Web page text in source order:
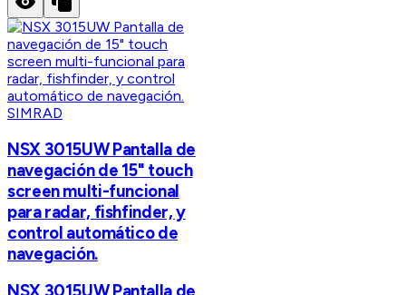
SIMRAD
NSX 3015UW Pantalla de
navegación de 15" touch
screen multi-funcional
para radar, fishfinder, y
control automático de
navegación.